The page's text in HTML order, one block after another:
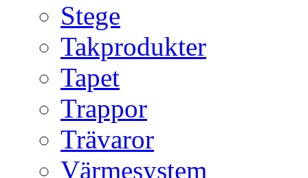
Stege
Takprodukter
Tapet
Trappor
Trävaror
Värmesystem